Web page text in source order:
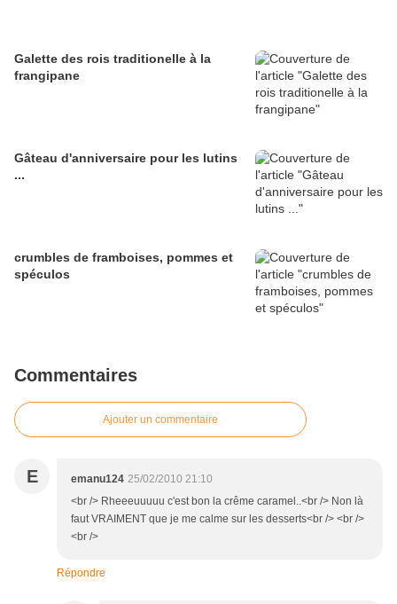
Galette des rois traditionelle à la
frangipane
Gâteau d'anniversaire pour les lutins
...
crumbles de framboises, pommes et
spéculos
Commentaires
Ajouter un commentaire
E emanu124 25/02/2010 21:10
<br /> Rheeeuuuuu c'est bon la crême caramel..<br /> Non là
faut VRAIMENT que je me calme sur les desserts<br /> <br />
<br />
Répondre